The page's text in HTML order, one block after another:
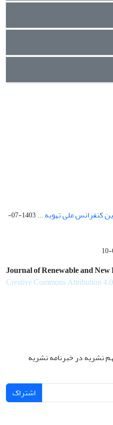
کنفرانس ملی تهویه ...
1403-07-
Journal of Renewable and
Creative Commons Attribution
نشریه در خبرنامه نشریه
اشتراک